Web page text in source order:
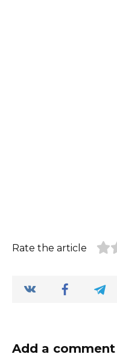
Rate the article
Add a comment